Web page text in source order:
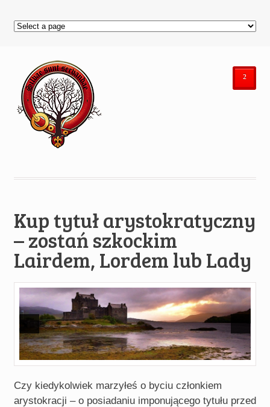
²
Kup tytuł arystokratyczny
– zostań szkockim
Lairdem, Lordem lub Lady
Czy kiedykolwiek marzyłeś o byciu członkiem
arystokracji – o posiadaniu imponującego tytułu przed